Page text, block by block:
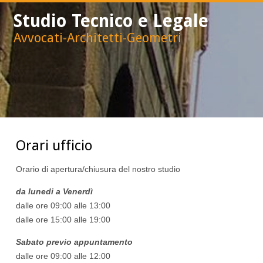
Studio Tecnico e Legale
Avvocati-Architetti-Geometri
Orari ufficio
Orario di apertura/chiusura del nostro studio
da lunedi a Venerdì
dalle ore 09:00 alle 13:00
dalle ore 15:00 alle 19:00
Sabato previo appuntamento
dalle ore 09:00 alle 12:00